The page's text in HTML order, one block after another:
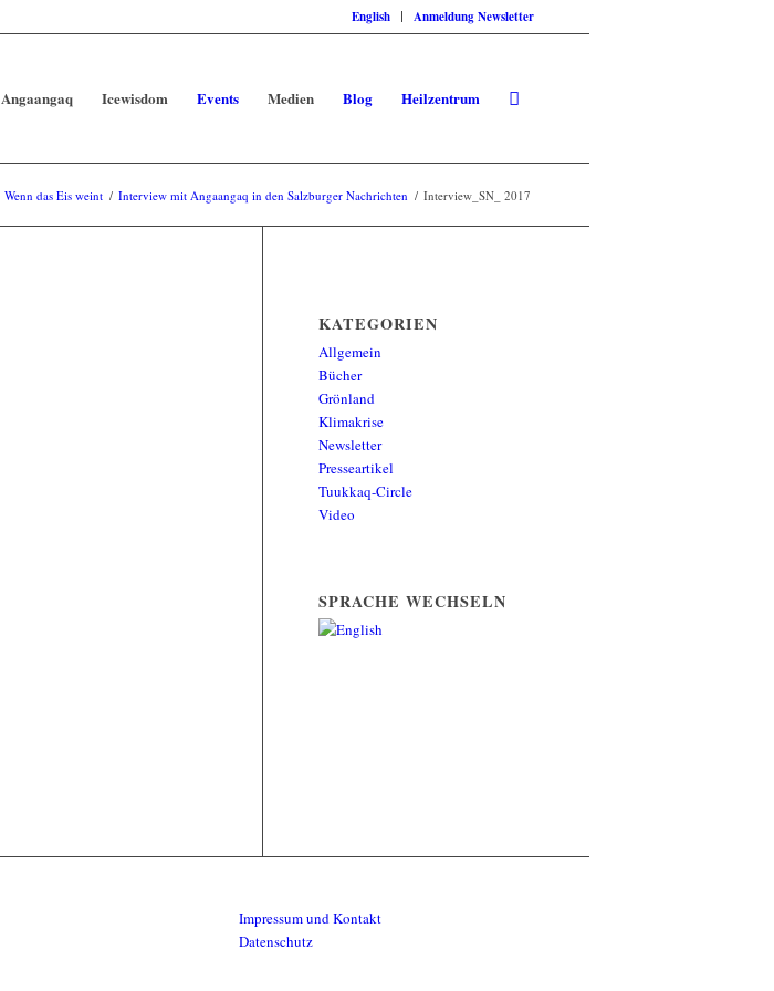
English Anmeldung Newsletter
Angaangaq Icewisdom Events Medien Blog Heilzentrum
Wenn das Eis weint / Interview mit Angaangaq in den Salzburger Nachrichten / Interview_SN_ 2017
KATEGORIEN
Allgemein
Bücher
Grönland
Klimakrise
Newsletter
Presseartikel
Tuukkaq-Circle
Video
SPRACHE WECHSELN
Impressum und Kontakt
Datenschutz